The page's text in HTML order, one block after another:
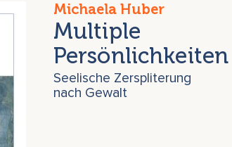
Michaela Huber
Multiple
Persönlichkeiten
Seelische Zerspliterung
nach Gewalt